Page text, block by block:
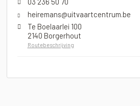
heiremans@uitvaartcentrum.be
Te Boelaarlei 100
2140 Borgerhout
Routebeschrijving